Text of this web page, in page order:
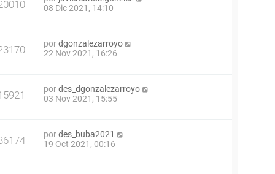
08 Dic 2021, 14:10
pordgonzalezarroyo
22 Nov 2021, 16:26
pordes_dgonzalezarroyo
03 Nov 2021, 15:55
pordes_buba2021
19 Oct 2021, 00:16